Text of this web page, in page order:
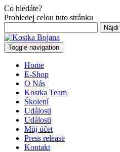
Co hledáte?
Prohledej celou tuto stránku
Toggle navigation
Home
E-Shop
O Nás
Kostka Team
Školení
Události
Události
Můj účet
Press release
Kontakt